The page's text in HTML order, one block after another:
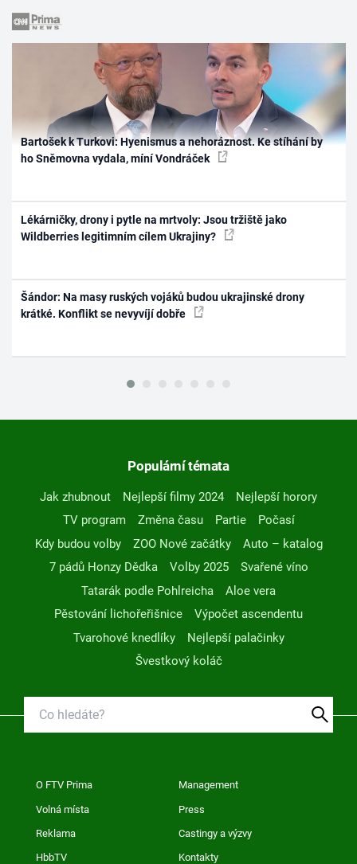
Bartošek k Turkovi: Hyenismus a nehoráznost. Ke stíhání by
ho Sněmovna vydala, míní Vondráček
Lékárničky, drony i pytle na mrtvoly: Jsou tržiště jako
Wildberries legitimním cílem Ukrajiny?
Šándor: Na masy ruských vojáků budou ukrajinské drony
krátké. Konflikt se nevyvíjí dobře
Populární témata
Jak zhubnout Nejlepší filmy 2024
Nejlepší horory
TV program
Změna času Partie
Počasí
Kdy budou volby
ZOO Nové začátky
Auto – katalog
7 pádů Honzy Dědka
Volby 2025
Svařené víno
Tatarák podle Pohlreicha
Aloe vera
Pěstování lichořeřišnice
Výpočet ascendentu
Tvarohové knedlíky
Nejlepší palačinky
Švestkový koláč
O FTV Prima Management
Volná místa Press
Reklama Castingy a výzvy
HbbTV Kontakty